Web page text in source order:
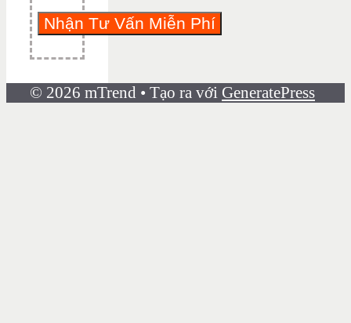
© 2026 mTrend • Tạo ra với GeneratePress